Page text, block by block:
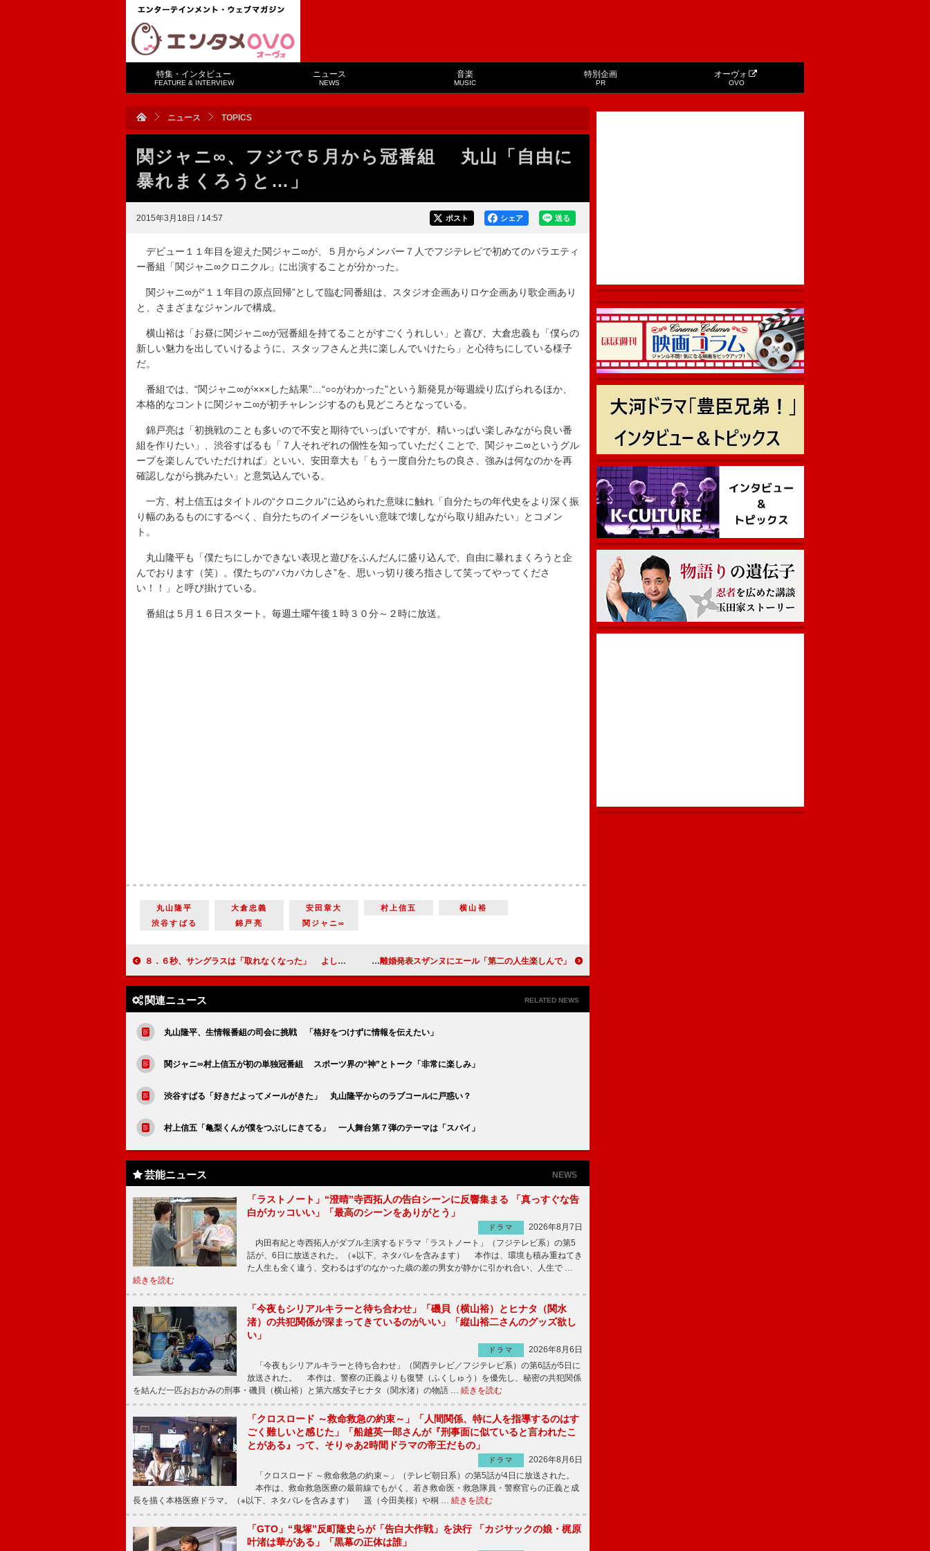
特集・インタビュー
FEATURE & INTERVIEW
ニュース
NEWS
音楽
MUSIC
特別企画
PR
オーヴォ
OVO
ニュース TOPICS
関ジャニ∞、フジで５月から冠番組 丸山「自由に
暴れまくろうと…」
2015年3月18日 / 14:57 送る
シェア
ポスト
デビュー１１年目を迎えた関ジャニ∞が、５月からメンバー７人でフジテレビで初めてのバラエティ
ー番組「関ジャニ∞クロニクル」に出演することが分かった。
関ジャニ∞が“１１年目の原点回帰”として臨む同番組は、スタジオ企画ありロケ企画あり歌企画あり
と、さまざまなジャンルで構成。
横山裕は「お昼に関ジャニ∞が冠番組を持てることがすごくうれしい」と喜び、大倉忠義も「僕らの
新しい魅力を出していけるように、スタッフさんと共に楽しんでいけたら」と心待ちにしている様子
だ。
番組では、“関ジャニ∞が×××した結果”…“○○がわかった”という新発見が毎週繰り広げられるほか、
本格的なコントに関ジャニ∞が初チャレンジするのも見どころとなっている。
錦戸亮は「初挑戦のことも多いので不安と期待でいっぱいですが、精いっぱい楽しみながら良い番
組を作りたい」、渋谷すばるも「７人それぞれの個性を知っていただくことで、関ジャニ∞というグル
ープを楽しんでいただければ」といい、安田章大も「もう一度自分たちの良さ、強みは何なのかを再
確認しながら挑みたい」と意気込んでいる。
一方、村上信五はタイトルの“クロニクル”に込められた意味に触れ「自分たちの年代史をより深く振
り幅のあるものにするべく、自分たちのイメージをいい意味で壊しながら取り組みたい」とコメン
ト。
丸山隆平も「僕たちにしかできない表現と遊びをふんだんに盛り込んで、自由に暴れまくろうと企
んでおります（笑）。僕たちの“バカバカしさ”を、思いっ切り後ろ指さして笑ってやってくださ
い！！」と呼び掛けている。
番組は５月１６日スタート。毎週土曜午後１時３０分～２時に放送。
丸山隆平 大倉忠義 安田章大 村上信五
横山裕
渋谷すばる
錦戸亮 関ジャニ∞
８．６秒、サングラスは「取れなくなった」 よしもと史上最速で単独ＤＶＤ発売 バイきんぐ小峠、坂口杏里との破局否定 鈴木奈々は離婚発表スザンヌにエール「第二の人生楽しんで」
関連ニュース RELATED NEWS
丸山隆平、生情報番組の司会に挑戦 「格好をつけずに情報を伝えたい」
関ジャニ∞村上信五が初の単独冠番組 スポーツ界の“神”とトーク「非常に楽しみ」
渋谷すばる「好きだよってメールがきた」 丸山隆平からのラブコールに戸惑い？
村上信五「亀梨くんが僕をつぶしにきてる」 一人舞台第７弾のテーマは「スパイ」
芸能ニュース NEWS
「ラストノート」“澄晴”寺西拓人の告白シーンに反響集まる 「真っすぐな告
白がカッコいい」「最高のシーンをありがとう」
ドラマ
2026年8月7日
内田有紀と寺西拓人がダブル主演するドラマ「ラストノート」（フジテレビ系）の第5
話が、6日に放送された。（※以下、ネタバレを含みます） 本作は、環境も積み重ねてき
た人生も全く違う、交わるはずのなかった歳の差の男女が静かに引かれ合い、人生で …
続きを読む
「今夜もシリアルキラーと待ち合わせ」「磯貝（横山裕）とヒナタ（関水
渚）の共犯関係が深まってきているのがいい」「縦山裕二さんのグッズ欲し
い」
ドラマ
2026年8月6日
「今夜もシリアルキラーと待ち合わせ」（関西テレビ／フジテレビ系）の第6話が5日に
放送された。 本作は、警察の正義よりも復讐（ふくしゅう）を優先し、秘密の共犯関係
を結んだ一匹おおかみの刑事・磯貝（横山裕）と第六感女子ヒナタ（関水渚）の物語 … 続きを読む
「クロスロード ～救命救急の約束～」「人間関係、特に人を指導するのはす
ごく難しいと感じた」「船越英一郎さんが『刑事面に似ていると言われたこ
とがある』って、そりゃあ2時間ドラマの帝王だもの」
ドラマ
2026年8月6日
「クロスロード ～救命救急の約束～」（テレビ朝日系）の第5話が4日に放送された。
本作は、救命救急医療の最前線でもがく、若き救命医・救急隊員・警察官らの正義と成
長を描く本格医療ドラマ。（※以下、ネタバレを含みます） 遥（今田美桜）や桐 … 続きを読む
「GTO」“鬼塚”反町隆史らが「告白大作戦」を決行 「カジサックの娘・梶原
叶渚は華がある」「黒幕の正体は誰」